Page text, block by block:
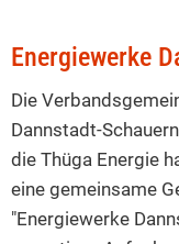
Energiewerke
Dannstadter
Höhe
Energiewerke
Die
Dannstadt-
die Thüga Energie
eine gemeinsame
"Energiewerke